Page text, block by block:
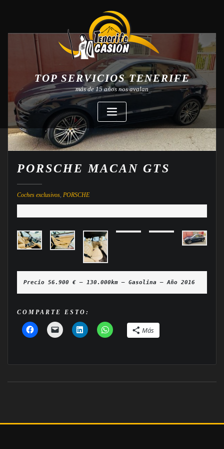
TOP SERVICIOS TENERIFE
más de 15 años nos avalan
PORSCHE MACAN GTS
Coches exclusivos, PORSCHE
Precio 56.900 € — 130.000km — Gasolina — Año 2016
COMPARTE ESTO:
Más